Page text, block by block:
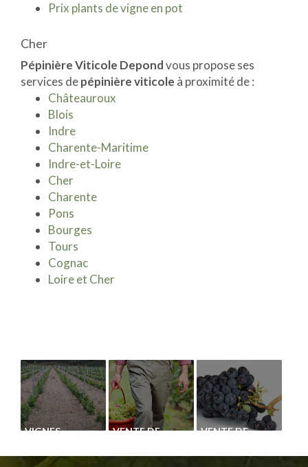
Prix plants de vigne en pot
Cher
Pépinière Viticole Depondvous propose ses
services depépinière viticole à proximité de :
Châteauroux
Blois
Indre
Charente-Maritime
Indre-et-Loire
Cher
Charente
Pons
Bourges
Tours
Cognac
Loire et Cher
VIGNES
VENTE DE
VENTE DE